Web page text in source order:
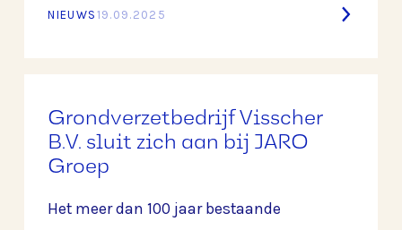
en maatwerkoplossingen voor de bouw-
ontwikkeld tot een onderneming die
vakmanschap, innovatie en kwaliteit
combineert.
NIEUWS 19.09.2025
Grondverzetbedrijf Visscher
B.V. sluit zich aan bij JARO
Groep
Het meer dan 100 jaar bestaande